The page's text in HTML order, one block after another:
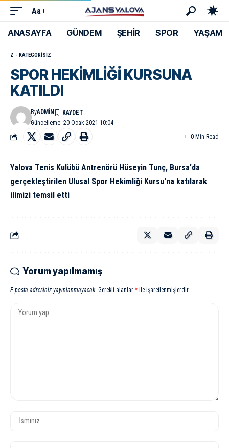
Aa
ANASAYFA GÜNDEM ŞEHİR SPOR YAŞAM
Z - KATEGORISIZ
SPOR HEKİMLİĞİ KURSUNA
KATILDI
Güncelleme: 20 Ocak 2021 10:04
ByADMIN
0 Min Read
Yalova Tenis Kulübü Antrenörü Hüseyin Tunç, Bursa'da
gerçekleştirilen Ulusal Spor Hekimliği Kursu'na katılarak
ilimizi temsil etti
Yorum yapılmamış
E-posta adresiniz yayınlanmayacak. Gerekli alanlar * ile işaretlenmişlerdir